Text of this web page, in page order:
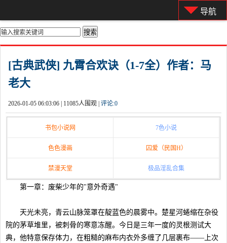
导航
你的位置： 首页>都市激情
[古典武侠] 九霄合欢诀（1-7全）作者：马
老大
2026-01-05 06:03:06 | 11085人围观 | 评论:0
书包小说网 7色小说
色色漫画 囚爱（民国H）
禁漫天堂 极品淫乱合集
第一章：废柴少年的"意外奇遇"
天光未亮，青云山脉笼罩在靛蓝色的晨雾中。楚星河蜷缩在杂役
院的茅草堆里，被刺骨的寒意冻醒。今日是三年一度的灵根测试大
典，他特意保存体力，在粗糙的麻布内衣外多缠了几层裹布——上次